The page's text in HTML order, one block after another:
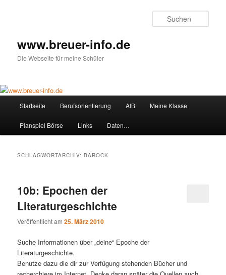
www.breuer-info.de
Die Webseite für meine Schüler
Startseite Berufsorientierung AIB Meine Klasse
Planspiel Börse Links Daten…
SCHLAGWORTARCHIV:BAROCK
10b: Epochen der
Literaturgeschichte
Veröffentlicht am25. März 2010
Suche Informationen über „deine“ Epoche der
Literaturgeschichte.
Benutze dazu die dir zur Verfügung stehenden Bücher und